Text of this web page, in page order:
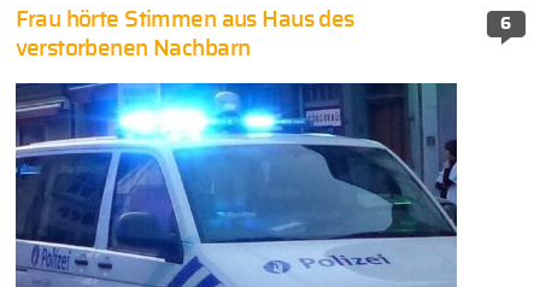
6
Frau hörte Stimmen aus Haus des
verstorbenen Nachbarn